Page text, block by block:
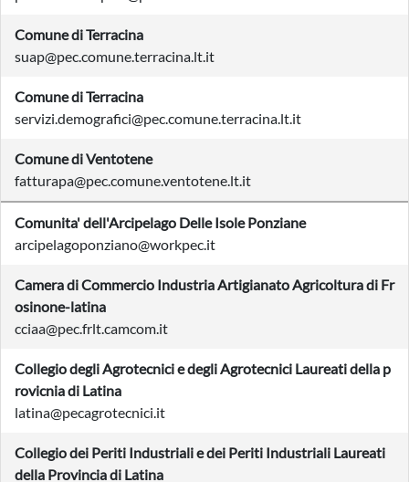
Comune di Terracina
suap@pec.comune.terracina.lt.it
Comune di Terracina
servizi.demografici@pec.comune.terracina.lt.it
Comune di Ventotene
fatturapa@pec.comune.ventotene.lt.it
Comunita' dell'Arcipelago Delle Isole Ponziane
arcipelagoponziano@workpec.it
Camera di Commercio Industria Artigianato Agricoltura di Fr
osinone-latina
cciaa@pec.frlt.camcom.it
Collegio degli Agrotecnici e degli Agrotecnici Laureati della p
rovicnia di Latina
latina@pecagrotecnici.it
Collegio dei Periti Industriali e dei Periti Industriali Laureati
della Provincia di Latina